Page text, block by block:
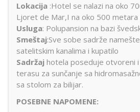
Lokacija :Hotel se nalazi na oko
Ljoret de Mar,I na oko 500
Usluga: Polupansion na bazi
Smeštaj:Sve sobe sadrže
satelitskim kanalima i kupatilo
Sadržaj hotela poseduje otvoreni
terasu za sunčanje sa
sa stolom za bilijar.
POSEBNE NAPOMENE: